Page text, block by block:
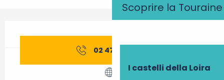
Scoprire la Touraine
I castelli della Loira
02 47 78 90